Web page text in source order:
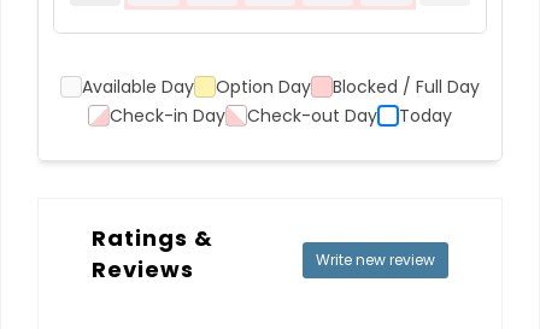
Available Day Option Day
Blocked / Full Day
Check-in Day
Check-out Day Today
Ratings &
Reviews
Write new review